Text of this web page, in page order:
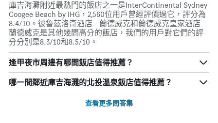
庫吉海灘附近最熱門的飯店之一是InterContinental Sydney
Coogee Beach by IHG，2,560位用戶曾經評價過它，評分為
8.4/10。彼魯茲洛奇酒店 - 蘭德威克和蘭德威克皇家酒店 -
蘭德威克是其他幾間高分的飯店，我們的用戶對它們的評
分分別是8.3/10和8.5/10。
逢甲夜市周邊有哪間飯店值得推薦？
哪一間鄰近庫吉海灘的北投溫泉飯店值得推薦？
查看更多問答集